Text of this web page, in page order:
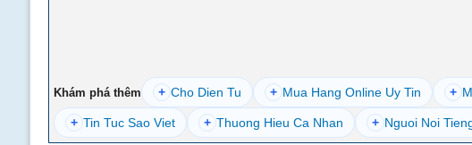
Khám phá thêm + Cho Dien Tu + Mua Hang Online Uy Tin +
+ Tin Tuc Sao Viet + Thuong Hieu Ca Nhan + Nguoi Noi